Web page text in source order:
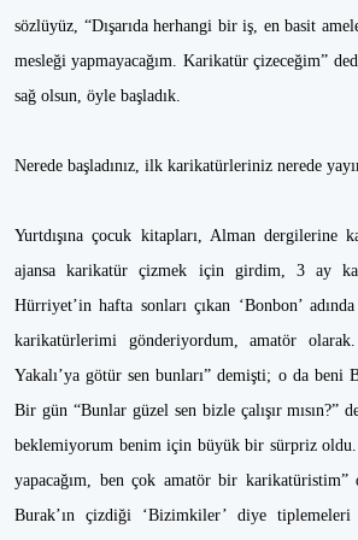
sözlüyüz, “Dışarıda herhangi bir iş, en basit
mesleği yapmayacağım. Karikatür çizeceğim”
sağ olsun, öyle başladık.
Nerede başladınız, ilk karikatürleriniz nerede
Yurtdışına çocuk kitapları, Alman dergilerine
ajansa karikatür çizmek için girdim, 3 ay
Hürriyet’in hafta sonları çıkan ‘Bonbon’
karikatürlerimi gönderiyordum, amatör
Yakalı’ya götür sen bunları” demişti; o da beni
Bir gün “Bunlar güzel sen bizle çalışır mısın?”
beklemiyorum benim için büyük bir sürpriz oldu.
yapacağım, ben çok amatör bir karikatüristim”
Burak’ın çizdiği ‘Bizimkiler’ diye